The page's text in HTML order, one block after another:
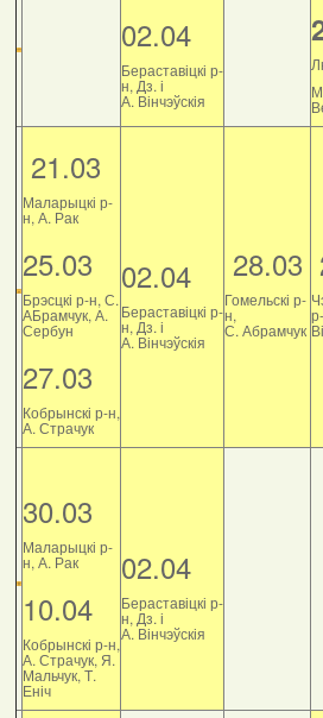
02.04
Бераставіцкі р-
н, Дз. і
А. Вінчэўскія
21.03
Маларыцкі р-
н, А. Рак
25.03
Брэсцкі р-н, С.
АБрамчук, А.
Сербун
27.03
Кобрынскі р-н,
А. Страчук
02.04
Бераставіцкі р-
н, Дз. і
А. Вінчэўскія
28.03
Гомельскі р-
н,
С. Абрамчук
30.03
Маларыцкі р-
н, А. Рак
10.04
Кобрынскі р-н,
А. Страчук, Я.
Мальчук, Т.
Еніч
02.04
Бераставіцкі р-
н, Дз. і
А. Вінчэўскія